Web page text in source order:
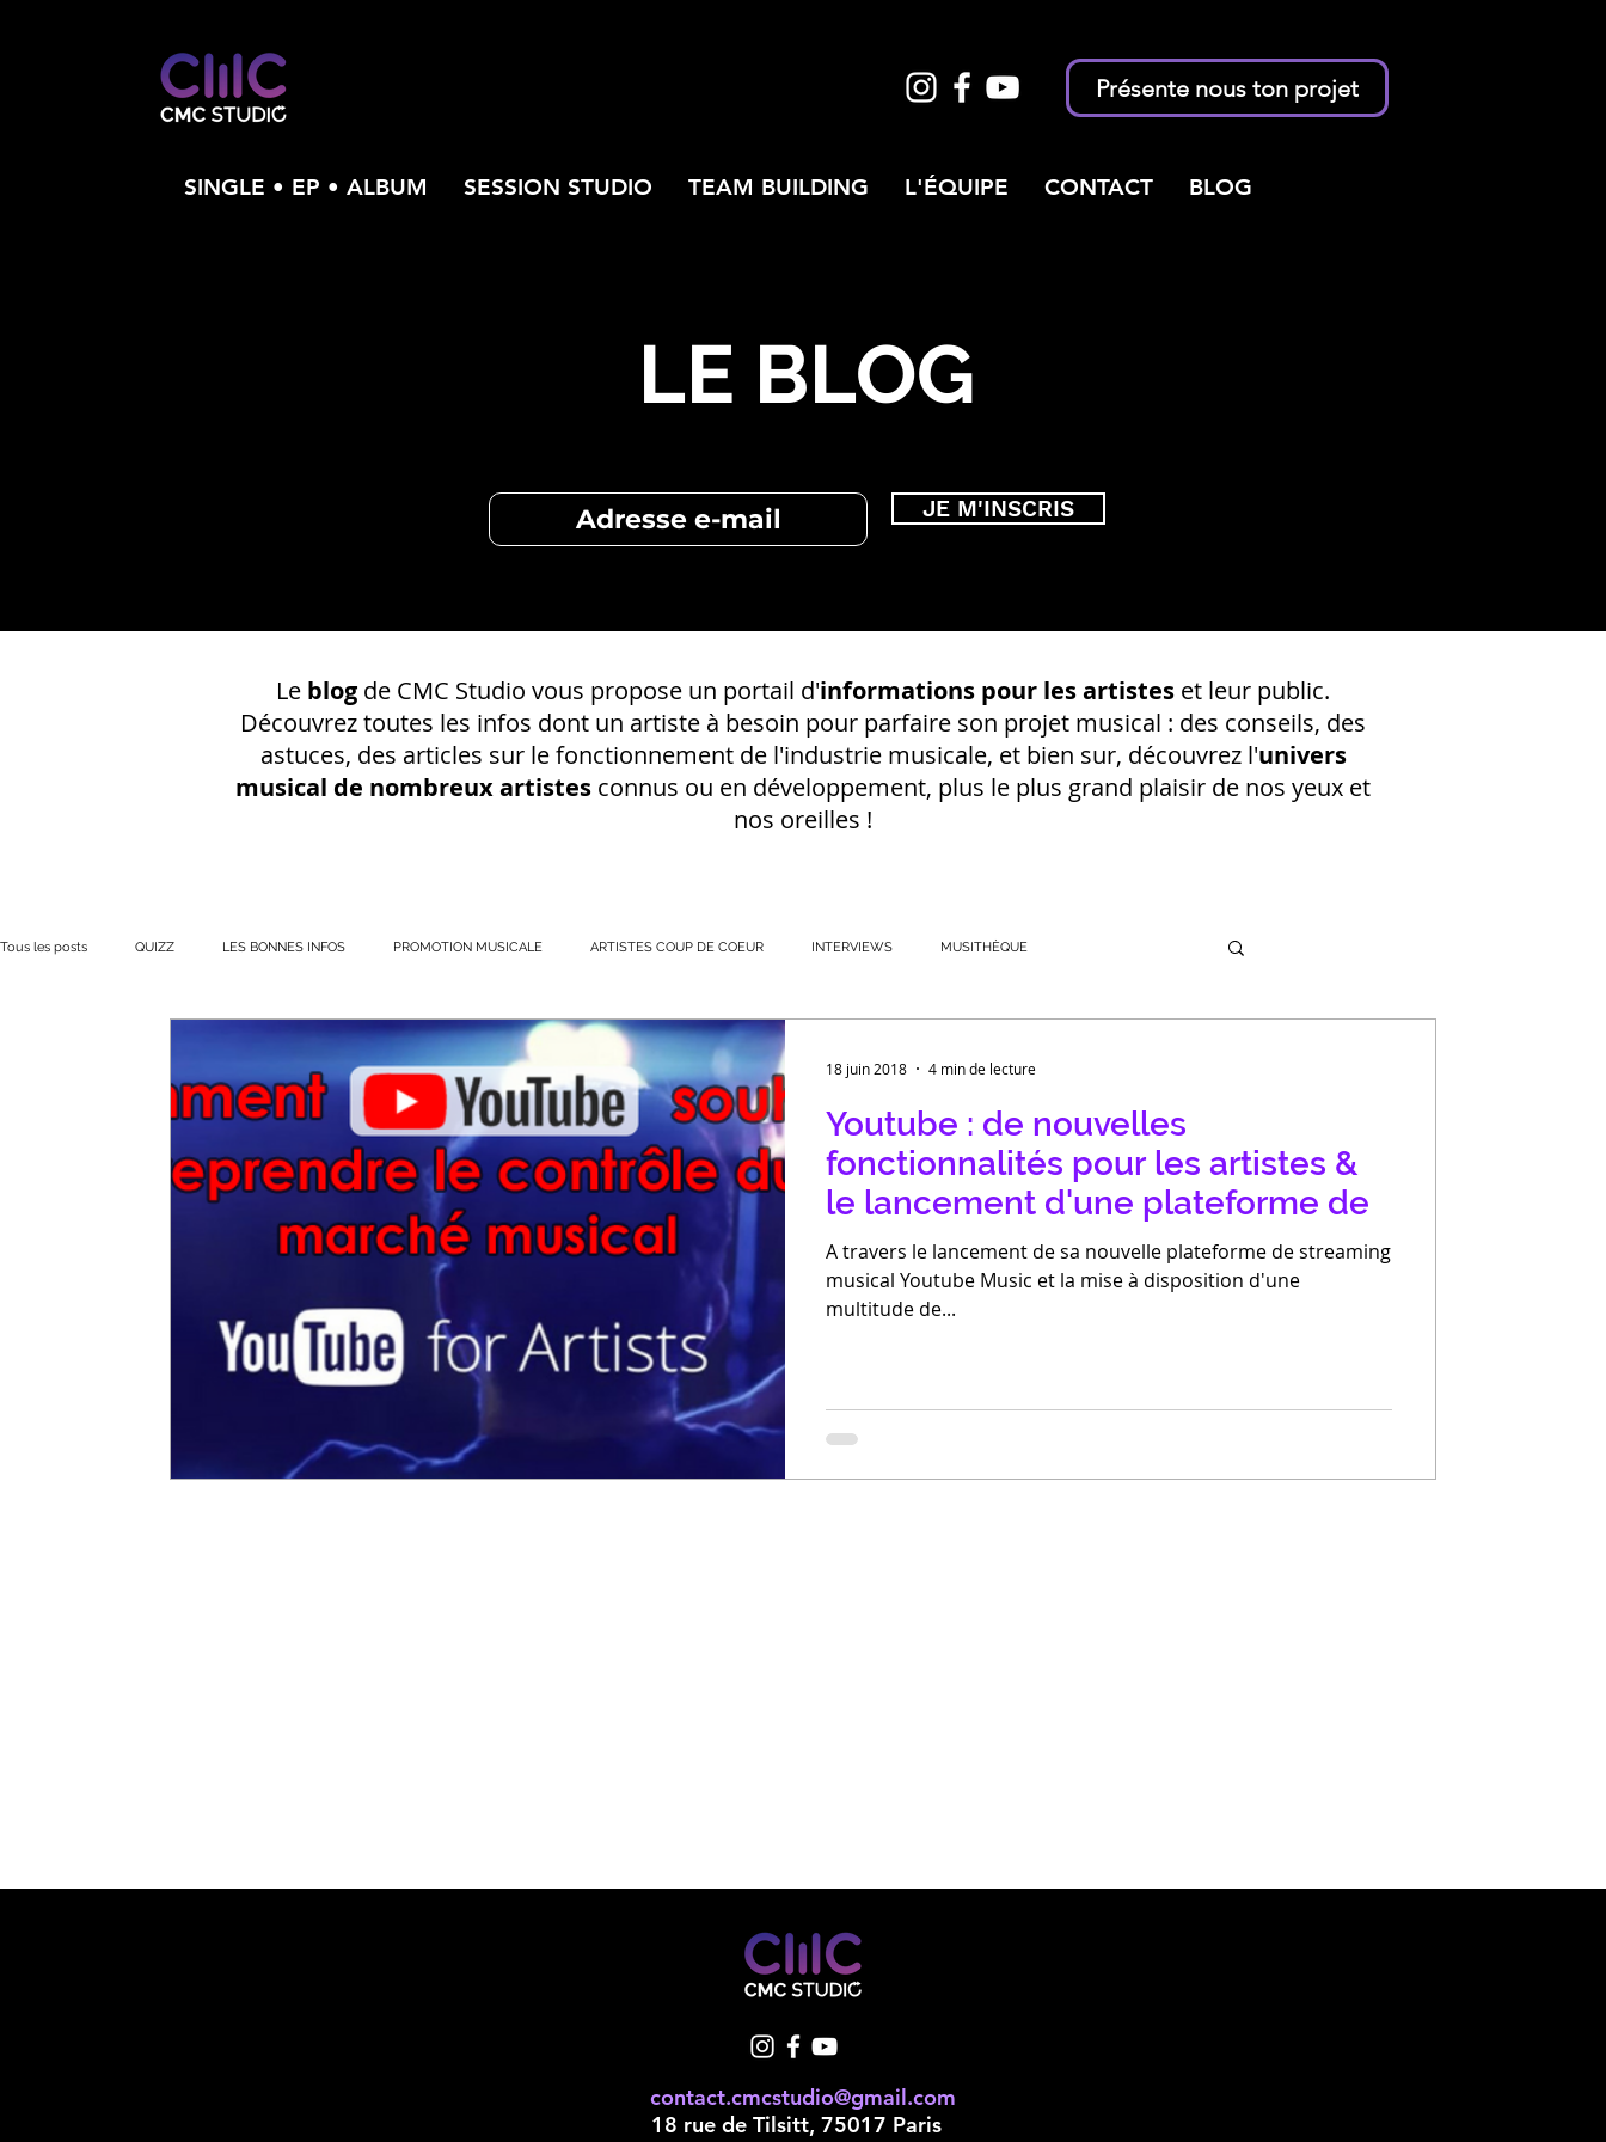
Présente nous ton projet
SINGLE • EP • ALBUM SESSION STUDIO TEAM BUILDING L'ÉQUIPE CONTACT BLOG
LE BLOG
JE M'INSCRIS
Le blog de CMC Studio vous propose un portail d'informations pour les artistes et leur public.
Découvrez toutes les infos dont un artiste à besoin pour parfaire son projet musical : des conseils, des
astuces, des articles sur le fonctionnement de l'industrie musicale, et bien sur, découvrez l'univers
musical de nombreux artistes connus ou en développement, plus le plus grand plaisir de nos yeux et
nos oreilles !
Tous les posts QUIZZ LES BONNES INFOS PROMOTION MUSICALE ARTISTES COUP DE COEUR INTERVIEWS MUSITHÈQUE
CONSEILS SUR UN ENREGISTREMENT EN S
Youtube : de nouvelles
fonctionnalités pour les artistes &
le lancement d'une plateforme de
A travers le lancement de sa nouvelle plateforme de streaming
musical Youtube Music et la mise à disposition d'une
multitude de...
18 juin 2018 4 min de lecture
contact.cmcstudio@gmail.com
18 rue de Tilsitt, 75017 Paris